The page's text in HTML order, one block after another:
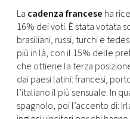
La cadenza francese ha
16% dei voti. È stata votata
brasiliani, russi, turchi e
più in là, con il 15% delle
che ottiene la terza
dai paesi latini: francesi,
l’italiano il più sensuale. In
spagnolo, poi l’accento di: